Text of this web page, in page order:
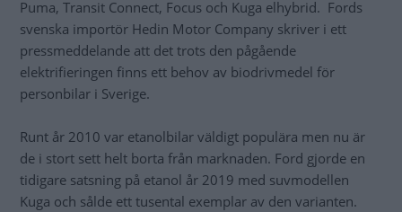
Puma, Transit Connect, Focus och Kuga elhybrid. Fords
svenska importör Hedin Motor Company skriver i ett
pressmeddelande att det trots den pågående
elektrifieringen finns ett behov av biodrivmedel för
personbilar i Sverige.
Runt år 2010 var etanolbilar väldigt populära men nu är
de i stort sett helt borta från marknaden. Ford gjorde en
tidigare satsning på etanol år 2019 med suvmodellen
Kuga och sålde ett tusental exemplar av den varianten.